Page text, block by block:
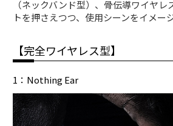
（ネックバンド型）、骨伝導ワイヤ
トを押さえつつ、使用シーンをイメー
【完全ワイヤレス型】
1：Nothing Ear